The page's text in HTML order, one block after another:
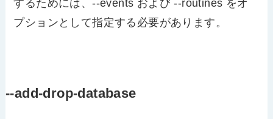
するためには、--events および --routines をオ
プションとして指定する必要があります。
--add-drop-database